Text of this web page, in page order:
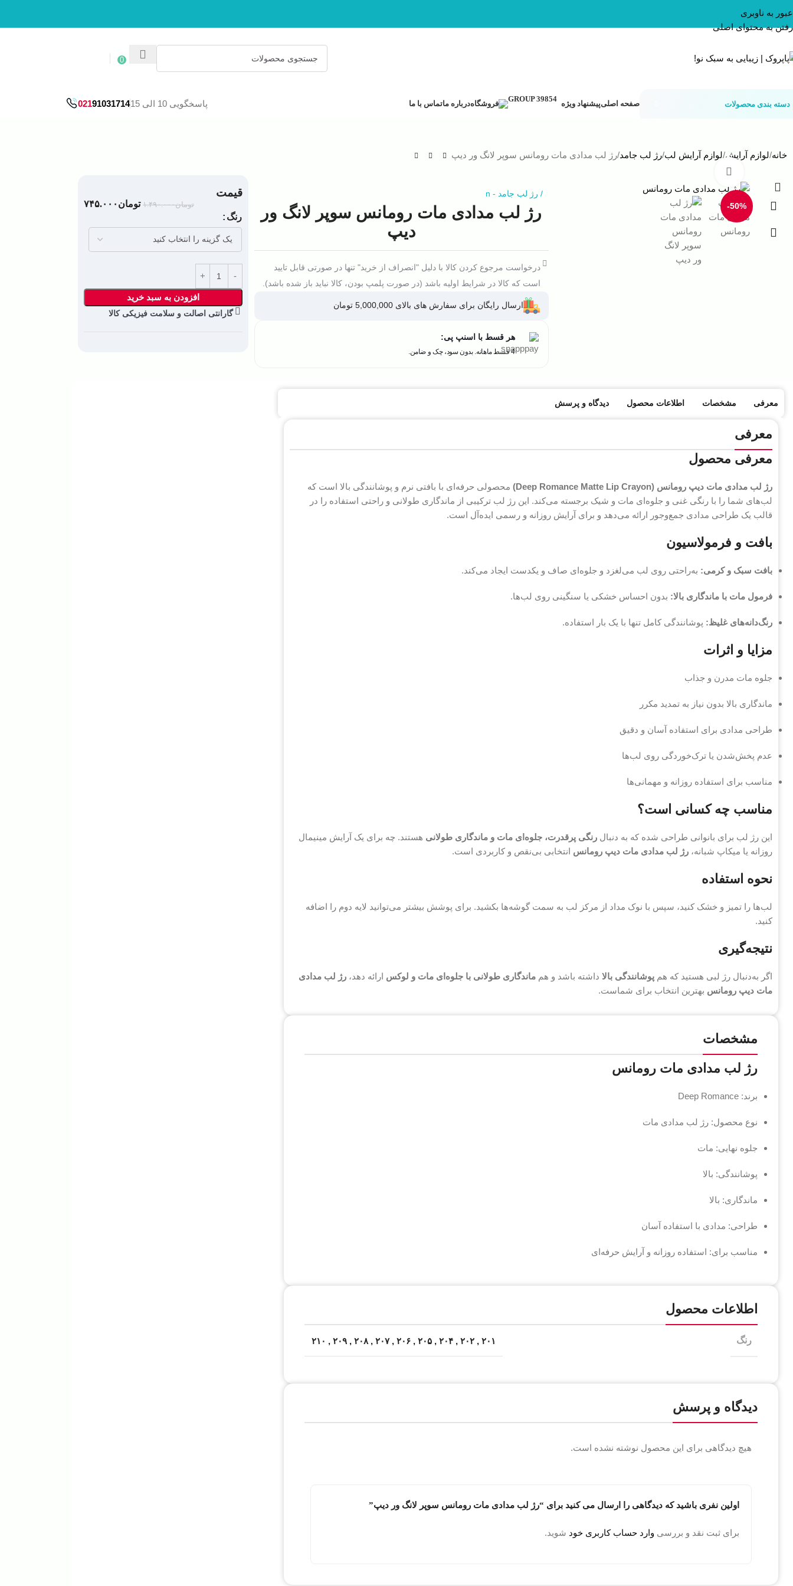
عبور به ناوبری
رفتن به محتوای اصلی
0
دسته بندی محصولات صفحه اصلیپیشنهاد ویژه فروشگاهدرباره ماتماس با ما پاسخگویی 10 الی 15 02191031714
خانه لوازم آرایش لوازم آرایش لب رژ لب جامد رژ لب مدادی مات رومانس سوپر لانگ ور دیپ
-50%
/ رژ لب جامد -
n
رژ لب مدادی مات رومانس سوپر لانگ ور
دیپ
درخواست مرجوع کردن کالا با دلیل "انصراف از خرید" تنها در صورتی قابل تایید
است که کالا در شرایط اولیه باشد (در صورت پلمپ بودن، کالا نباید باز شده باشد).
ارسال رایگان برای سفارش های بالای 5,000,000 تومان
هر قسط با اسنپ پی:
4 قسط ماهانه. بدون سود، چک و ضامن.
قیمت
تومان۱.۴۹۰.۰۰۰ تومان ۷۴۵.۰۰۰
رنگ
افزودن به سبد خرید
گارانتی اصالت و سلامت فیزیکی کالا
معرفی مشخصات اطلاعات محصول دیدگاه و پرسش
معرفی
معرفی محصول
رژ لب مدادی مات دیپ رومانس (Deep Romance Matte Lip Crayon)
محصولی حرفه‌ای با بافتی نرم و پوشانندگی بالا است که
لب‌های شما را با رنگی غنی و جلوه‌ای مات و شیک برجسته می‌کند. این رژ لب ترکیبی از ماندگاری طولانی و راحتی استفاده را در
قالب یک طراحی مدادی جمع‌وجور ارائه می‌دهد و برای آرایش روزانه و رسمی ایده‌آل است.
بافت و فرمولاسیون
بافت سبک و کرمی: به‌راحتی روی لب می‌لغزد و جلوه‌ای صاف و یکدست ایجاد می‌کند.
فرمول مات با ماندگاری بالا: بدون احساس خشکی یا سنگینی روی لب‌ها.
رنگ‌دانه‌های غلیظ: پوشانندگی کامل تنها با یک بار استفاده.
مزایا و اثرات
جلوه مات مدرن و جذاب
ماندگاری بالا بدون نیاز به تمدید مکرر
طراحی مدادی برای استفاده آسان و دقیق
عدم پخش‌شدن یا ترک‌خوردگی روی لب‌ها
مناسب برای استفاده روزانه و مهمانی‌ها
مناسب چه کسانی است؟
این رژ لب برای بانوانی طراحی شده که به دنبال رنگی پرقدرت، جلوه‌ای مات و ماندگاری طولانی هستند. چه برای یک آرایش مینیمال
روزانه یا میکاپ شبانه، رژ لب مدادی مات دیپ رومانس انتخابی بی‌نقص و کاربردی است.
نحوه استفاده
لب‌ها را تمیز و خشک کنید، سپس با نوک مداد از مرکز لب به سمت گوشه‌ها بکشید. برای پوشش بیشتر می‌توانید لایه دوم را اضافه
کنید.
نتیجه‌گیری
اگر به‌دنبال رژ لبی هستید که هم پوشانندگی بالا داشته باشد و هم ماندگاری طولانی با جلوه‌ای مات و لوکس ارائه دهد، رژ لب مدادی
مات دیپ رومانس بهترین انتخاب برای شماست.
مشخصات
رژ لب مدادی مات رومانس
برند: Deep Romance
نوع محصول: رژ لب مدادی مات
جلوه نهایی: مات
پوشانندگی: بالا
ماندگاری: بالا
طراحی: مدادی با استفاده آسان
مناسب برای: استفاده روزانه و آرایش حرفه‌ای
اطلاعات محصول
رنگ ۲۰۱ , ۲۰۲ , ۲۰۴ , ۲۰۵ , ۲۰۶ ,۲۰۷ , ۲۰۸ , ۲۰۹ , ۲۱۰
دیدگاه و پرسش
هیچ دیدگاهی برای این محصول نوشته نشده است.
اولین نفری باشید که دیدگاهی را ارسال می کنید برای “رژ لب مدادی مات رومانس سوپر لانگ ور دیپ”
برای ثبت نقد و بررسی وارد حساب کاربری خود شوید.